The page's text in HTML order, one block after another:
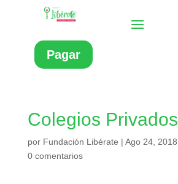
Pagar
Colegios Privados
por Fundación Libérate | Ago 24, 2018
0 comentarios